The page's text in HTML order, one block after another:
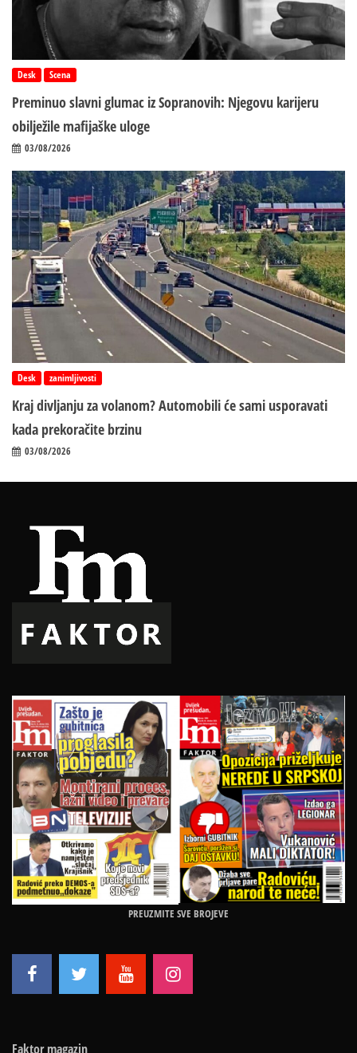
Desk Scena
Preminuo slavni glumac iz Sopranovih: Njegovu karijeru
obilježile mafijaške uloge
03/08/2026
Desk zanimljivosti
Kraj divljanju za volanom? Automobili će sami usporavati
kada prekoračite brzinu
03/08/2026
PREUZMITE SVE BROJEVE
Faktor magazin